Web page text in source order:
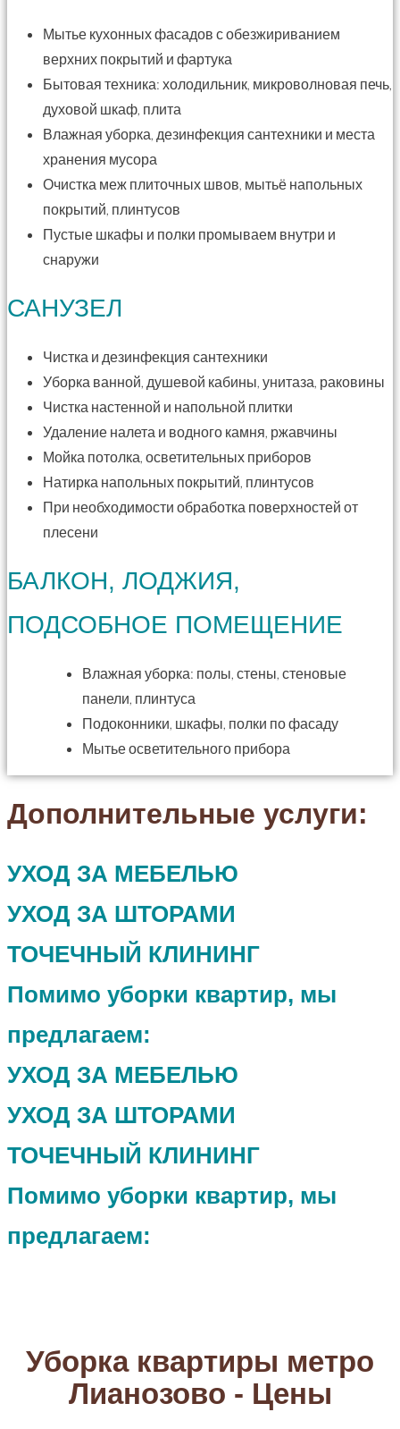
Мытье кухонных фасадов с обезжириванием
верхних покрытий и фартука
Бытовая техника: холодильник, микроволновая печь,
духовой шкаф, плита
Влажная уборка, дезинфекция сантехники и места
хранения мусора
Очистка меж плиточных швов, мытьё напольных
покрытий, плинтусов
Пустые шкафы и полки промываем внутри и
снаружи
САНУЗЕЛ
Чистка и дезинфекция сантехники
Уборка ванной, душевой кабины, унитаза, раковины
Чистка настенной и напольной плитки
Удаление налета и водного камня, ржавчины
Мойка потолка, осветительных приборов
Натирка напольных покрытий, плинтусов
При необходимости обработка поверхностей от
плесени
БАЛКОН, ЛОДЖИЯ,
ПОДСОБНОЕ ПОМЕЩЕНИЕ
Влажная уборка: полы, стены, стеновые
панели, плинтуса
Подоконники, шкафы, полки по фасаду
Мытье осветительного прибора
Дополнительные услуги:
УХОД ЗА МЕБЕЛЬЮ
УХОД ЗА ШТОРАМИ
ТОЧЕЧНЫЙ КЛИНИНГ
Помимо уборки квартир, мы
предлагаем:
УХОД ЗА МЕБЕЛЬЮ
УХОД ЗА ШТОРАМИ
ТОЧЕЧНЫЙ КЛИНИНГ
Помимо уборки квартир, мы
предлагаем:
Уборка квартиры метро
Лианозово - Цены